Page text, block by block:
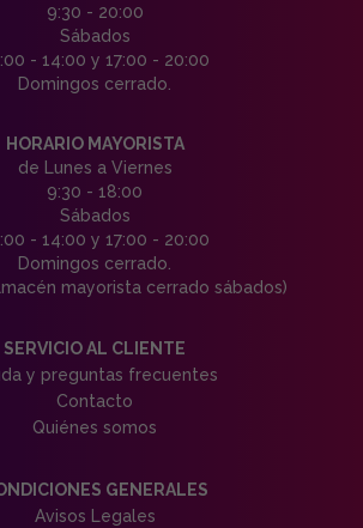
9:30 - 20:00
Sábados
- 14:00 y 17:00 - 20:00
Domingos cerrado.
HORARIO MAYORISTA
de Lunes a Viernes
9:30 - 18:00
Sábados
- 14:00 y 17:00 - 20:00
Domingos cerrado.
mayorista cerrado sábados)
SERVICIO AL CLIENTE
y preguntas frecuentes
Contacto
Quiénes somos
GENERALES
Avisos Legales